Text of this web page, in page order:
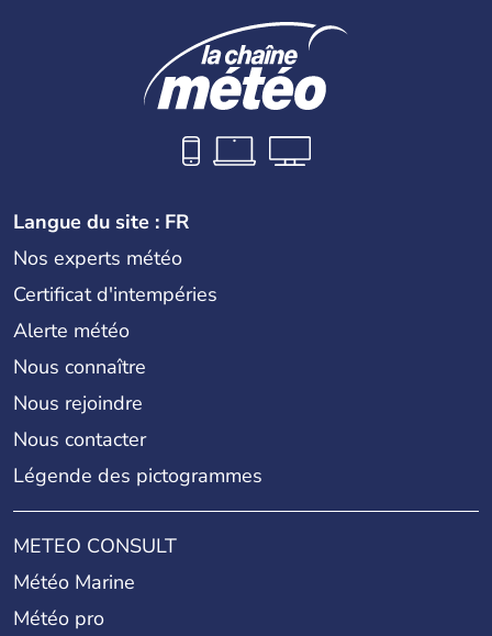
Langue du site : FR
Nos experts météo
Certificat d'intempéries
Alerte météo
Nous connaître
Nous rejoindre
Nous contacter
Légende des pictogrammes
METEO CONSULT
Météo Marine
Météo pro